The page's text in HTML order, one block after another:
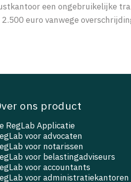
een ongebruikelijke
euro vanwege
ons product
RegLab Applicatie
voor advocaten
voor notarissen
voor belastingadviseurs
voor accountants
voor administratiekantoren